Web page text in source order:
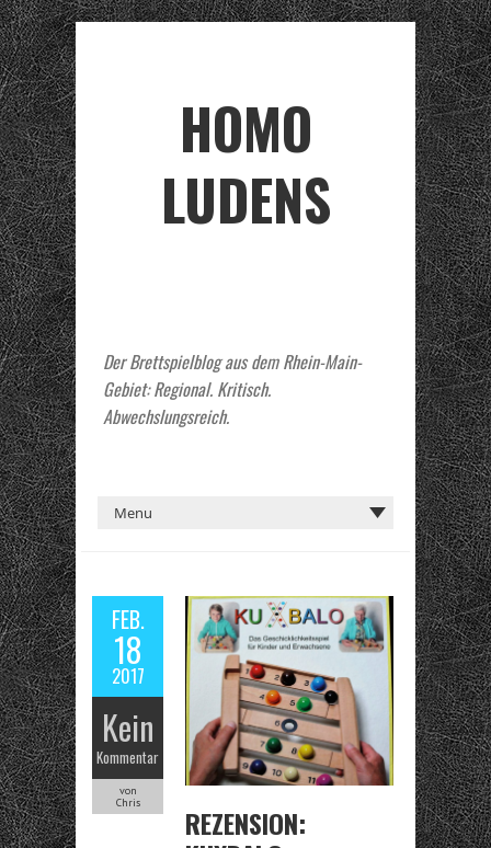
HOMO
LUDENS
Der Brettspielblog aus dem Rhein-Main-
Gebiet: Regional. Kritisch.
Abwechslungsreich.
FEB.
18
2017
Kein
Kommentar
von
Chris
REZENSION: